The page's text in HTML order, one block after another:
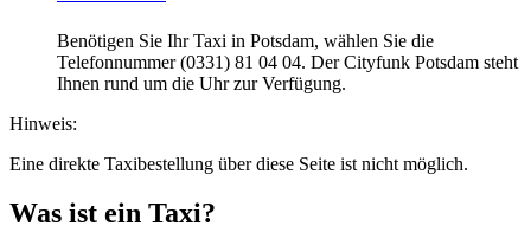
Benötigen Sie Ihr Taxi in Potsdam, wählen Sie die
Telefonnummer (0331) 81 04 04. Der Cityfunk Potsdam steht
Ihnen rund um die Uhr zur Verfügung.
Hinweis:
Eine direkte Taxibestellung über diese Seite ist nicht möglich.
Was ist ein Taxi?